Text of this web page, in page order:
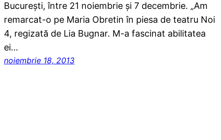
București, între 21 noiembrie și 7 decembrie. „Am
remarcat-o pe Maria Obretin în piesa de teatru Noi
4, regizată de Lia Bugnar. M-a fascinat abilitatea
ei…
noiembrie 18, 2013